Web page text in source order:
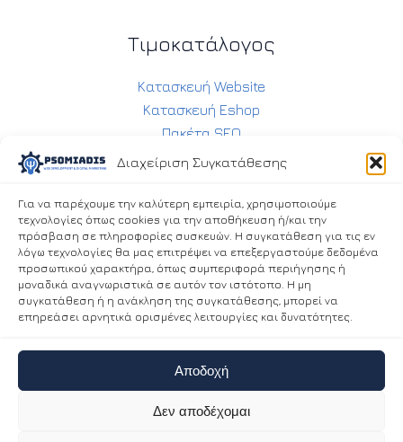
Διαχείριση Συγκατάθεσης
Για να παρέχουμε την καλύτερη εμπειρία, χρησιμοποιούμε
τεχνολογίες όπως cookies για την αποθήκευση ή/και την
πρόσβαση σε πληροφορίες συσκευών. Η συγκατάθεση για τις εν
λόγω τεχνολογίες θα μας επιτρέψει να επεξεργαστούμε δεδομένα
προσωπικού χαρακτήρα, όπως συμπεριφορά περιήγησης ή
μοναδικά αναγνωριστικά σε αυτόν τον ιστότοπο. Η μη
συγκατάθεση ή η ανάκληση της συγκατάθεσης, μπορεί να
επηρεάσει αρνητικά ορισμένες λειτουργίες και δυνατότητες.
Αποδοχή
Δεν αποδέχομαι
Τιμοκατάλογος
Κατασκευή Website
Κατασκευή Eshop
Πακέτα SEO
Συντήρηση Ιστοσελίδας
Social Media Management
Επικοινωνία
6938283360
info@psomiadis.eu
Πολιτική Απορρήτου